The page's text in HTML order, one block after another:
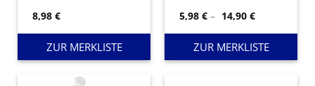
8,98€
ZUR MERKLISTE
5,98€ – 14,90€
bis
14,90 €
ZUR MERKLISTE